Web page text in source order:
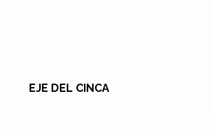
EJE DEL CINCA